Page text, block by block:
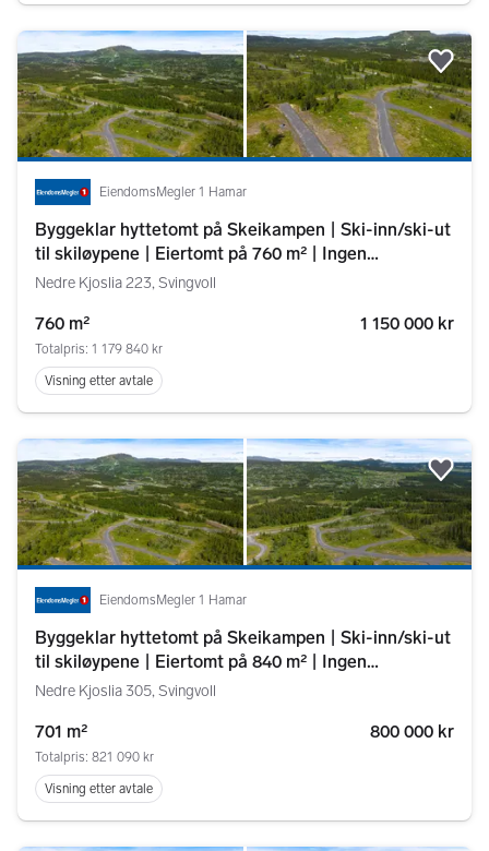
EiendomsMegler 1 Hamar
Byggeklar hyttetomt på Skeikampen | Ski-inn/ski-ut
til skiløypene | Eiertomt på 760 m² | Ingen
byggeklausul
Nedre Kjoslia 223, Svingvoll
760 m² 1 150 000 kr
Totalpris: 1 179 840 kr
Visning etter avtale
EiendomsMegler 1 Hamar
Byggeklar hyttetomt på Skeikampen | Ski-inn/ski-ut
til skiløypene | Eiertomt på 840 m² | Ingen
byggeklausul
Nedre Kjoslia 305, Svingvoll
701 m² 800 000 kr
Totalpris: 821 090 kr
Visning etter avtale